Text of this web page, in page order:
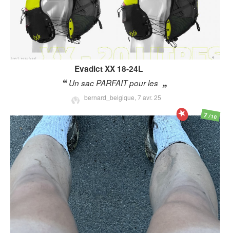
Evadict XX 18-24L
Un sac PARFAIT pour les
bernard_belgique, 7 avr. 25
7/10